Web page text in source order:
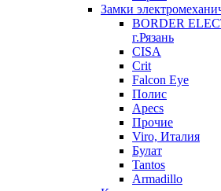
Замки
BORDER
г.Рязань
CISA
Crit
Falcon Eye
Полис
Apecs
Прочие
Viro, Италия
Булат
Tantos
Armadillo